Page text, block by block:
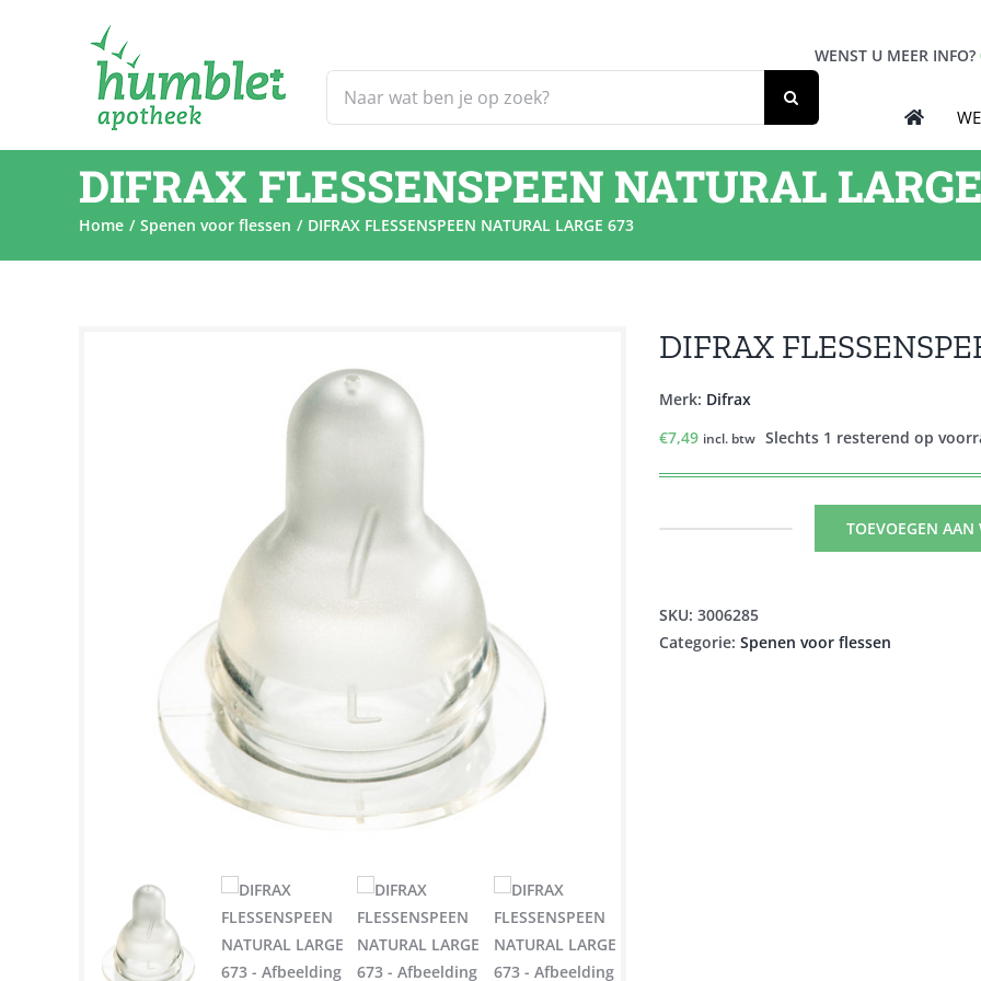
naar:
WENST U MEER INFO?
DIFRAX FLESSENSPEEN NATURAL
Home Spenen voor flessen DIFRAX FLESSENSPEEN NATURAL LARGE 673
DIFRAX
Merk: Difrax
€7,49 incl. btw Slechts 1 resterend op
LARGE
673
TOEVOEGEN AAN
SKU: 3006285
Categorie: Spenen voor flessen